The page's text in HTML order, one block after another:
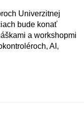
Univerzitnej
bude konať
a workshopmi
AI,